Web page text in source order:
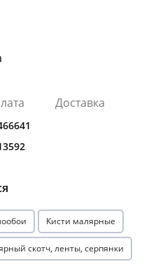
Доставка
Кисти малярные
скотч, ленты, серпянки